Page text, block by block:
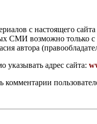
с настоящего
СМИ возможно только
автора
указывать адрес сайта:
комментарии